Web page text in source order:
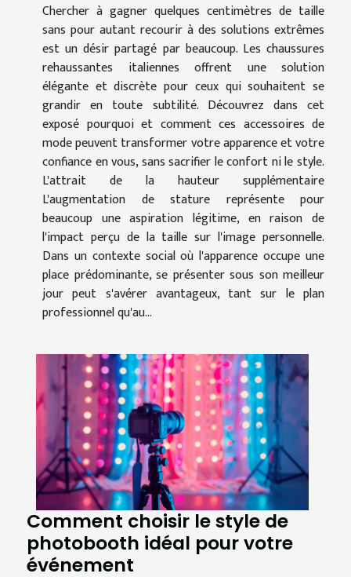
Chercher à gagner quelques centimètres de taille
sans pour autant recourir à des solutions extrêmes
est un désir partagé par beaucoup. Les chaussures
rehaussantes italiennes offrent une solution
élégante et discrète pour ceux qui souhaitent se
grandir en toute subtilité. Découvrez dans cet
exposé pourquoi et comment ces accessoires de
mode peuvent transformer votre apparence et votre
confiance en vous, sans sacrifier le confort ni le style.
L'attrait de la hauteur supplémentaire
L'augmentation de stature représente pour
beaucoup une aspiration légitime, en raison de
l'impact perçu de la taille sur l'image personnelle.
Dans un contexte social où l'apparence occupe une
place prédominante, se présenter sous son meilleur
jour peut s'avérer avantageux, tant sur le plan
professionnel qu'au...
Comment choisir le style de
photobooth idéal pour votre
événement